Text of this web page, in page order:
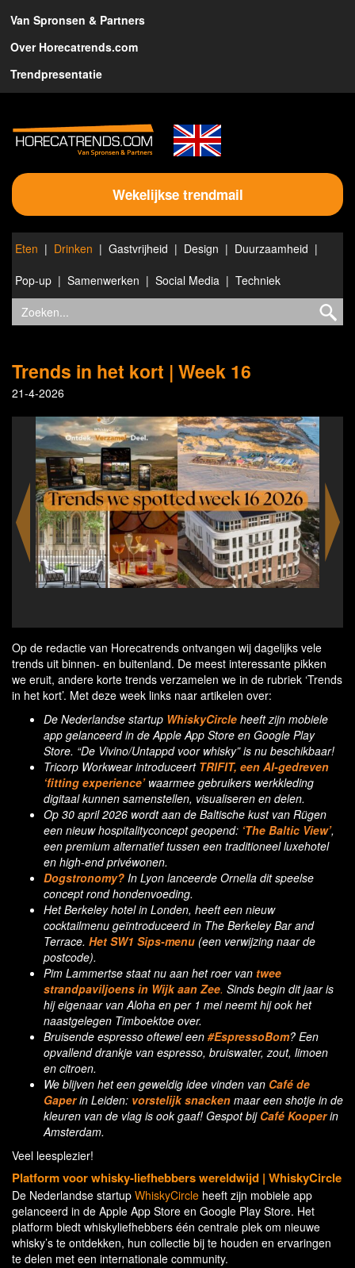
Van Spronsen & Partners
Over Horecatrends.com
Trendpresentatie
Wekelijkse trendmail
Eten Drinken Gastvrijheid Design
Duurzaamheid
Pop-up
Samenwerken Social Media Techniek
Trends in het kort | Week 16
21-4-2026
Op de redactie van Horecatrends ontvangen wij dagelijks vele
trends uit binnen- en buitenland. De meest interessante pikken
we eruit, andere korte trends verzamelen we in de rubriek ‘Trends
in het kort’. Met deze week links naar artikelen over:
De Nederlandse startup WhiskyCircle heeft zijn mobiele
app gelanceerd in de Apple App Store en Google Play
Store. “De Vivino/Untappd voor whisky” is nu beschikbaar!
Tricorp Workwear introduceert TRIFIT, een AI-gedreven
‘fitting experience’ waarmee gebruikers werkkleding
digitaal kunnen samenstellen, visualiseren en delen.
Op 30 april 2026 wordt aan de Baltische kust van Rügen
een nieuw hospitalityconcept geopend: ‘The Baltic View’,
een premium alternatief tussen een traditioneel luxehotel
en high-end privéwonen.
Dogstronomy? In Lyon lanceerde Ornella dit speelse
concept rond hondenvoeding.
Het Berkeley hotel in Londen, heeft een nieuw
cocktailmenu geïntroduceerd in The Berkeley Bar and
Terrace. Het SW1 Sips-menu (een verwijzing naar de
postcode).
Pim Lammertse staat nu aan het roer van twee
strandpaviljoens in Wijk aan Zee. Sinds begin dit jaar is
hij eigenaar van Aloha en per 1 mei neemt hij ook het
naastgelegen Timboektoe over.
Bruisende espresso oftewel een #EspressoBom? Een
opvallend drankje van espresso, bruiswater, zout, limoen
en citroen.
We blijven het een geweldig idee vinden van Café de
Gaperin Leiden: vorstelijk snacken maar een shotje in de
kleuren van de vlag is ook gaaf! Gespot bij Café Kooperin
Amsterdam.
Veel leesplezier!
Platform voor whisky-liefhebbers wereldwijd | WhiskyCircle
De Nederlandse startup WhiskyCircle heeft zijn mobiele app
gelanceerd in de Apple App Store en Google Play Store. Het
platform biedt whiskyliefhebbers één centrale plek om nieuwe
whisky’s te ontdekken, hun collectie bij te houden en ervaringen
te delen met een internationale community.